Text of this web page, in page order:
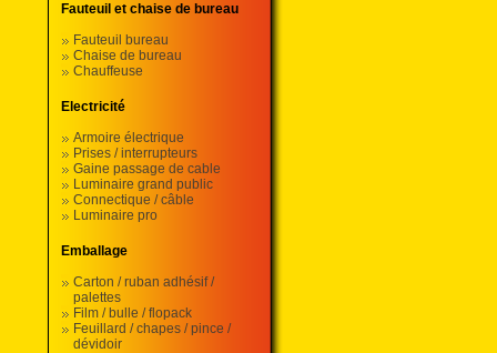
Fauteuil et chaise de bureau
Fauteuil bureau
Chaise de bureau
Chauffeuse
Electricité
Armoire électrique
Prises / interrupteurs
Gaine passage de cable
Luminaire grand public
Connectique / câble
Luminaire pro
Emballage
Carton / ruban adhésif /
palettes
Film / bulle / flopack
Feuillard / chapes / pince /
dévidoir